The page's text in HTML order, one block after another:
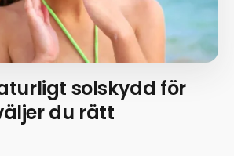
solskydd för
du rätt